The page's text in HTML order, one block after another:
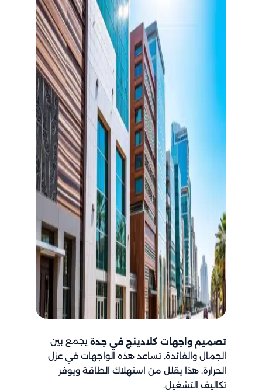
تصميم واجهات كلادينج في جدة يجمع بين
الجمال والفائدة. تساعد هذه الواجهات في عزل
الحرارة. هذا يقلل من استهلاك الطاقة ويوفر
تكاليف التشغيل.